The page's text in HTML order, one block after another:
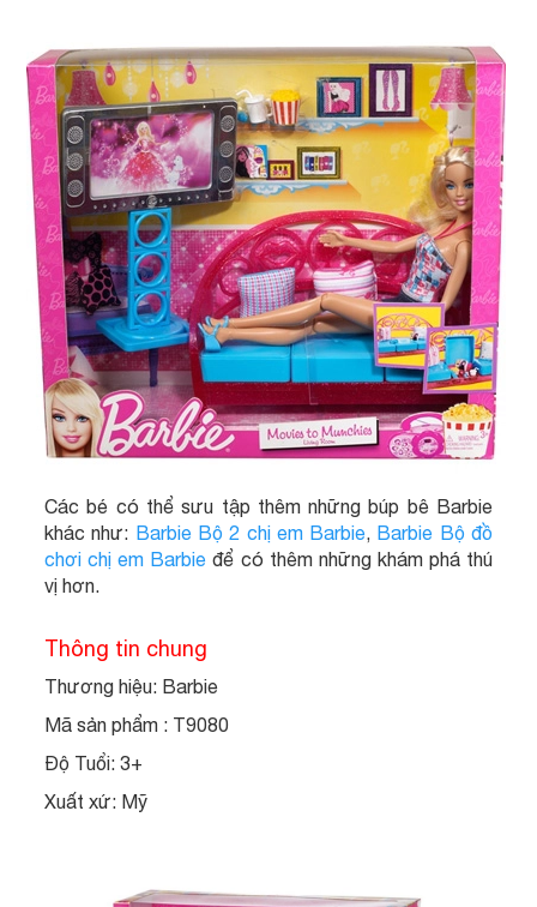
Các bé có thể sưu tập thêm những búp bê Barbie
khác như: Barbie Bộ 2 chị em Barbie Barbie Bộ đồ
chơi chị em Barbie để có thêm những khám phá thú
vị hơn.
Thông tin chung
Thương hiệu: Barbie
Mã sản phẩm : T9080
Độ Tuổi: 3+
Xuất xứ: Mỹ